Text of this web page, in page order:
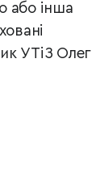
або інша
УТіЗ Олег